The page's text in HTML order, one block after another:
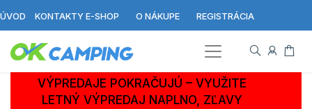
ÚVOD KONTAKTY E-SHOP O NÁKUPE REGISTRÁCIA
VÝPREDAJE POKRAČUJÚ – VYUŽITE
LETNÝ VÝPREDAJ NAPLNO, ZĽAVY